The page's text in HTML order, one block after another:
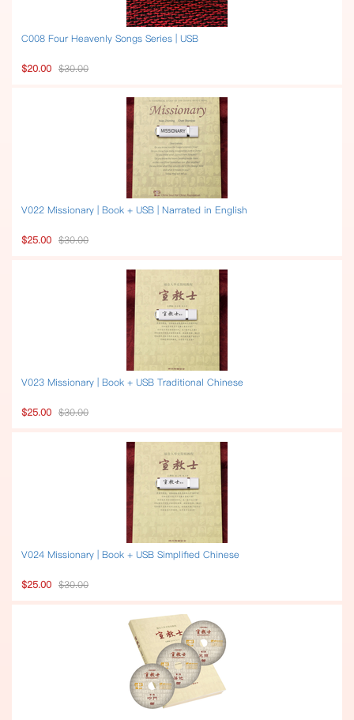
C008 Four Heavenly Songs Series | USB
$20.00 $30.00
V022 Missionary | Book + USB | Narrated in English
$25.00 $30.00
V023 Missionary | Book + USB Traditional Chinese
$25.00 $30.00
V024 Missionary | Book + USB Simplified Chinese
$25.00 $30.00